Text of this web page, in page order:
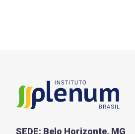
SEDE: Belo Horizonte, MG